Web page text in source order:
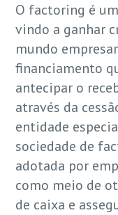
O factoring é
vindo a ganhar
mundo
financiamento
antecipar o
através da
entidade
sociedade de
adotada por
como meio de
de caixa e